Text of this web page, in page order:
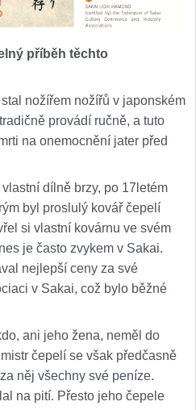
příběh těchto
nožířem nožířů v japonském
provádí ručně, a tuto
na onemocnění jater před
dílně brzy, po 17letém
byl proslulý kovář čepelí
si vlastní kovárnu ve svém
je často zvykem v Sakai.
nejlepší ceny za své
v Sakai, což bylo běžné
ani jeho žena, neměl do
čepelí se však předčasně
něj všechny své peníze.
na pití. Přesto jeho čepele